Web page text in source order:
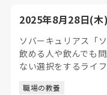
2025年8月28日(
ソバーキュリアス「
飲める人や飲んでも
ない選択をするライ
職場の教養